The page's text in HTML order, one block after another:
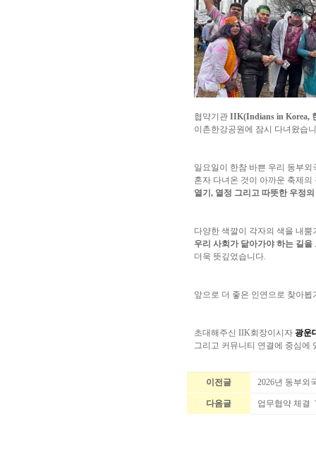
협약기관 IIK(Indians in Korea,
이촌한강공원에 잠시 다녀왔습
일요일이 한참 바쁜 우리 동부
혼자 다녀온 것이 아까운 축제의
열기, 열정 그리고 따뜻한 우정
다양한 색깔이 각자의 색을 내
우리 사회가 닮아가야 하는 길을
더욱 뜻깊었습니다.
앞으로 더 좋은 인연으로 찾아
초대해주신 IIK회장이시자 광운
그리고 커뮤니티 연결에 중심에
이전글 2026년 동부외
다음글 업무협약 체결